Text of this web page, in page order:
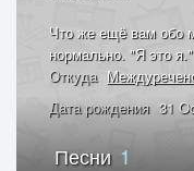
Что же ещё вам обо
нормально. "Я это я."
Откуда
Дата рождения 31
Песни 1